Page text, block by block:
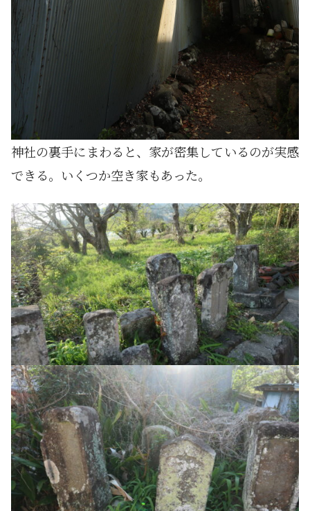
神社の裏手にまわると、家が密集しているのが実感
できる。いくつか空き家もあった。